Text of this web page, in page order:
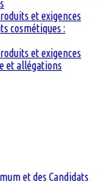
et exigences
cosmétiques :
et exigences
et allégations
et des Candidats